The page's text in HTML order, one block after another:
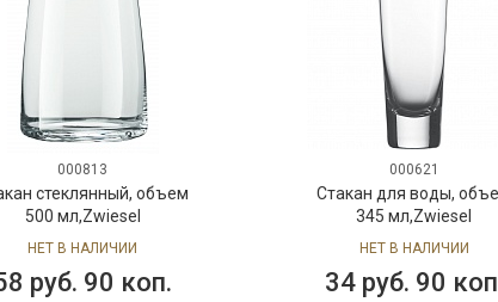
000813
стеклянный, объем
500 мл,Zwiesel
НЕТ В НАЛИЧИИ
руб. 90 коп.
000621
Стакан для воды,
345 мл,Zwiesel
НЕТ В НАЛИЧИИ
34 руб. 90